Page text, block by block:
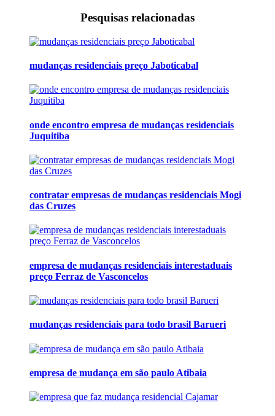
Pesquisas relacionadas
mudanças residenciais preço Jaboticabal
onde encontro empresa de mudanças residenciais
Juquitiba
contratar empresas de mudanças residenciais Mogi
das Cruzes
empresa de mudanças residenciais interestaduais
preço Ferraz de Vasconcelos
mudanças residenciais para todo brasil Barueri
empresa de mudança em são paulo Atibaia